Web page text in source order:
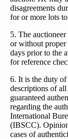
disagreements
for or more lots
5. The
or without proper
days prior to the
for reference
6. It is the duty of
descriptions of
guaranteed
regarding the
International
(IBSCC).
cases of